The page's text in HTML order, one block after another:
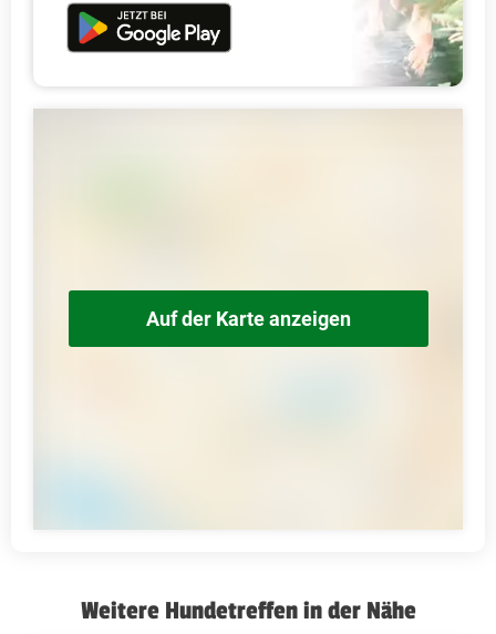
Auf der Karte anzeigen
Weitere Hundetreffen in der Nähe